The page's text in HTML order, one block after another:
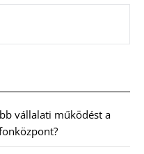
vállalati működést a